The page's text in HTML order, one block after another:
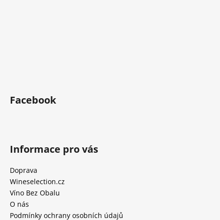
Facebook
Informace pro vás
Doprava
Wineselection.cz
Víno Bez Obalu
O nás
Podmínky ochrany osobních údajů